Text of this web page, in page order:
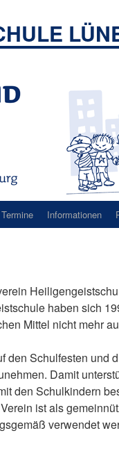
Termine Informationen
haben sich
Mittel nicht mehr
den Schulfesten
Damit
den Schulkindern
ist als
verwendet